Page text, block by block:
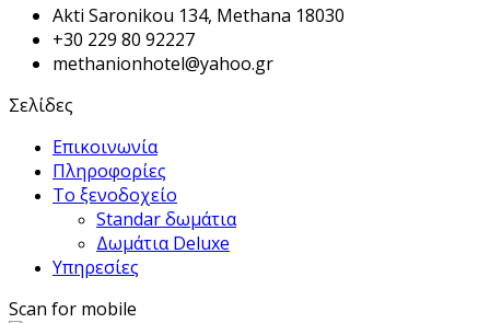
Akti Saronikou 134, Methana 18030
+30 229 80 92227
methanionhotel@yahoo.gr
Σελίδες
Επικοινωνία
Πληροφορίες
Το ξενοδοχείο
Standar δωμάτια
Δωμάτια Deluxe
Υπηρεσίες
Scan for mobile